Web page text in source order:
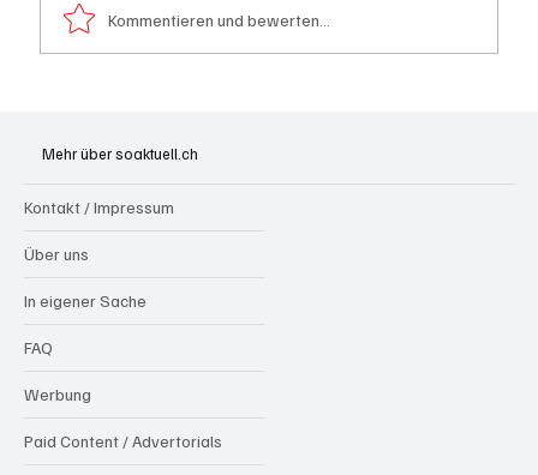
Kommentieren und bewerten...
Mehr über soaktuell.ch
Kontakt / Impressum
Über uns
In eigener Sache
FAQ
Werbung
Paid Content / Advertorials